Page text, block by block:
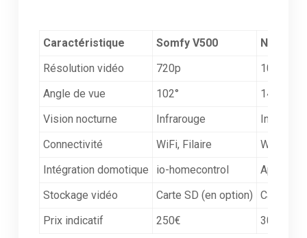
Caractéristique Somfy V500
Résolution vidéo
720p
1080p
Angle de vue
102°
140°
Vision nocturne
Infrarouge
Connectivité
WiFi, Filaire
WiFi
Intégration domotique
io-homecontrol
Apple
Stockage vidéo
Carte SD (en option)
Carte SD
Prix indicatif
250€ 300€